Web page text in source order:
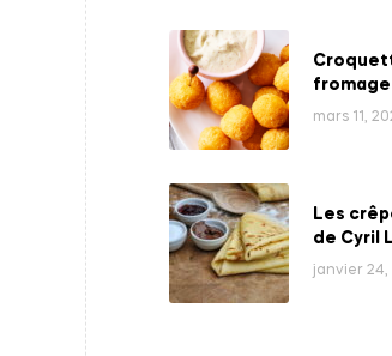
fromage
mars 11,
Les
de Cyril
janvier 24,